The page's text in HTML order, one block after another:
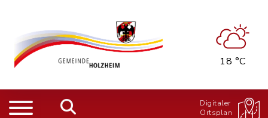
18 °C
Digitaler
Ortsplan